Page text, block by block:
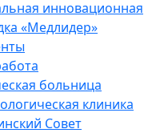
инновационная
«Медлидер»
больница
клиника
Совет